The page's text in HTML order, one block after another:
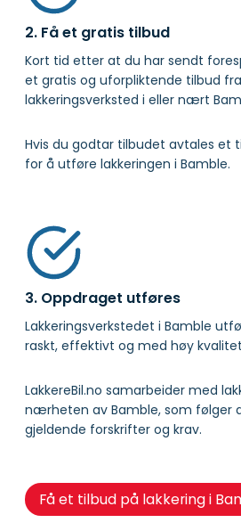
2. Få et gratis tilbud
Kort tid etter at du har sendt
et gratis og uforpliktende tilbud
lakkeringsverksted i eller nært
Hvis du godtar tilbudet avtales et
for å utføre lakkeringen i Bamble.
3. Oppdraget utføres
Lakkeringsverkstedet i Bamble
raskt, effektivt og med høy
LakkereBil.no samarbeider med
nærheten av Bamble, som følger
gjeldende forskrifter og krav.
Få et tilbud på lakkering i